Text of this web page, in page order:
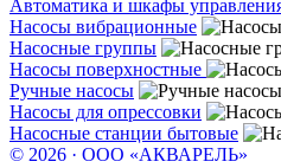
Автоматика и шкафы
Насосы вибрационные
Насосные группы
Насосы поверхностные
Ручные насосы
Насосы для опрессовки
Насосные станции бытовые
© 2026 · ООО «АКВАРЕЛЬ»